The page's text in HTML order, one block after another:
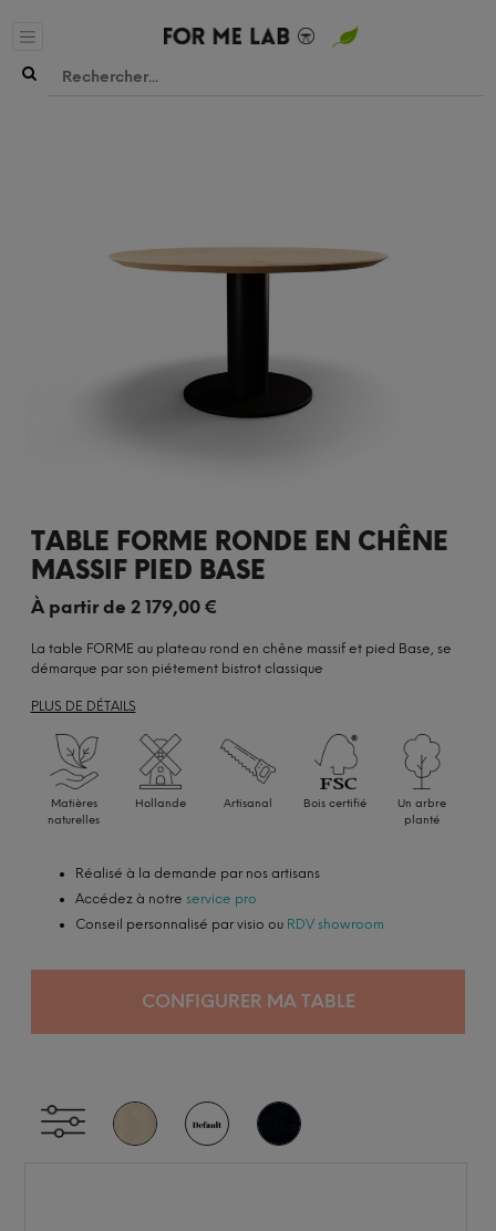
TABLE FORME RONDE EN CHÊNE
MASSIF PIED BASE
À partir de 2 179,00€
La table FORME au plateau rond en chêne massif et pied Base, se
démarque par son piétement bistrot classique
PLUS DE DÉTAILS
Matières
naturelles
Hollande Artisanal Bois certifié
Un arbre
planté
Réalisé à la demande par nos artisans
Accédez à notre service pro
Conseil personnalisé par visio ou RDV showroom
CONFIGURER MA TABLE